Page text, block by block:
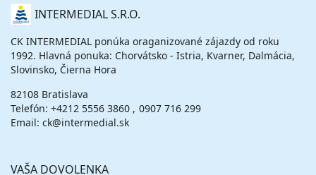
O
NÁS INTERMEDIAL S.R.O.
CK INTERMEDIAL ponúka oraganizované zájazdy od roku
1992. Hlavná ponuka: Chorvátsko - Istria, Kvarner, Dalmácia,
Slovinsko, Čierna Hora
82108 Bratislava
Telefón: +4212 5556 3860
0907 716 299
Email: ck@intermedial.sk
VAŠA DOVOLENKA